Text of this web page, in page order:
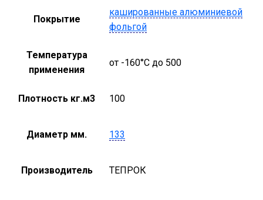
Покрытие
кашированные алюминиевой
фольгой
Температура
применения
от -160°С до 500
Плотность кг.м3 100
Диаметр мм. 133
Производитель ТЕПРОК